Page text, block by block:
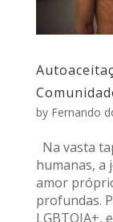
by Fernando
Na vasta
humanas, a
amor
profundas.
LGBTQIA+,